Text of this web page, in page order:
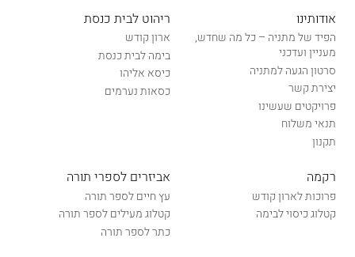
אודותינו
הפיד של מתניה – כל מה שחדש,
מעניין ועדכני
סרטון הגעה למתניה
יצירת קשר
פרויקטים שעשינו
תנאי משלוח
תקנון
ריהוט לבית כנסת
ארון קודש
בימה לבית כנסת
כיסא אליהו
כסאות נערמים
רקמה
פרוכות לארון קודש
קטלוג כיסוי לבימה
אביזרים לספרי תורה
עץ חיים לספר תורה
קטלוג מעילים לספר תורה
כתר לספר תורה